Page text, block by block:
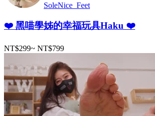
SoleNice_Feet
❤️ 黑喵學姊的幸福玩具Haku ❤️
NT$299~ NT$799